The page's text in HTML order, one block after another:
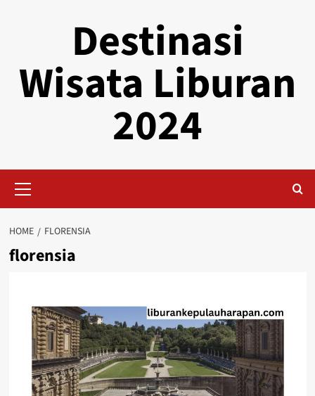
Destinasi
Wisata Liburan
2024
Menu
HOME FLORENSIA
florensia